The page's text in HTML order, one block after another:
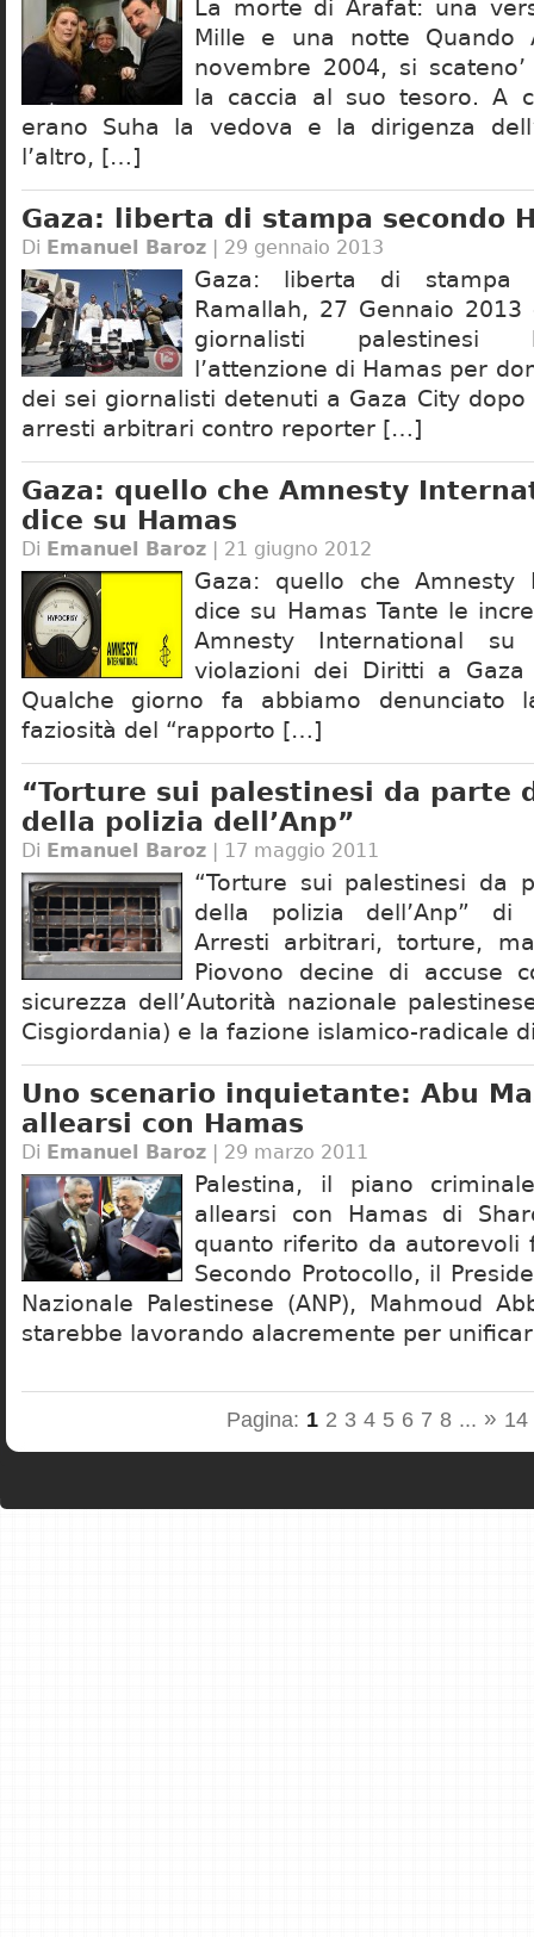
La morte di Arafat: una
Mille e una notte Quando
novembre 2004, si
la caccia al suo tesoro. A
erano Suha la vedova e la dirigenza
l’altro, […]
Gaza: liberta di stampa secondo
Di Emanuel Baroz | 29 gennaio 2013
Gaza: liberta di stampa
Ramallah, 27 Gennaio
giornalisti palestinesi
l’attenzione di Hamas per
dei sei giornalisti detenuti a Gaza City
arresti arbitrari contro reporter […]
Gaza: quello che Amnesty
dice su Hamas
Di Emanuel Baroz | 21 giugno 2012
Gaza: quello che Amnesty
dice su Hamas Tante le
Amnesty International
violazioni dei Diritti a
Qualche giorno fa abbiamo denunciato
faziosità del “rapporto […]
“Torture sui palestinesi da parte
della polizia dell’Anp”
Di Emanuel Baroz | 17 maggio 2011
“Torture sui palestinesi da
della polizia dell’Anp” di
Arresti arbitrari, torture,
Piovono decine di accuse
sicurezza dell’Autorità nazionale
Cisgiordania) e la fazione islamico-radicale
Uno scenario inquietante: Abu
allearsi con Hamas
Di Emanuel Baroz | 29 marzo 2011
Palestina, il piano
allearsi con Hamas di
quanto riferito da autorevoli
Secondo Protocollo, il
Nazionale Palestinese (ANP), Mahmoud
starebbe lavorando alacremente per
Pagina: 1 2 3 4 5 6 7 8 ... » 14